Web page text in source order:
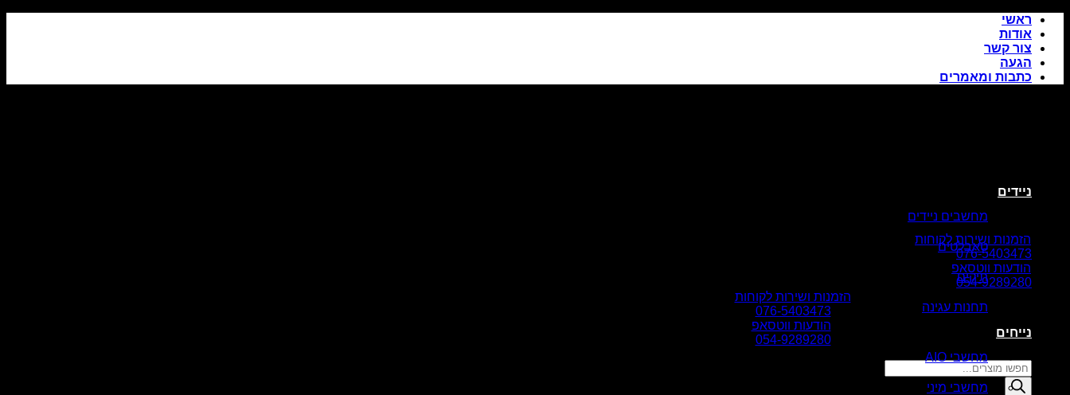
Skip
content
ראשי
אודות
צור קשר
הגעה
כתבות ומאמרים
הזמנות ושירות לקוחות
076-5403473
הודעות ווטסאפ
054-9289280
הזמנות ושירות לקוחות
076-5403473
הודעות ווטסאפ
054-9289280
Products
search
ניידים
מחשבים ניידים
טאבלטים
תיקים
תחנות עגינה
נייחים
מחשבי AIO
מחשבי מיני